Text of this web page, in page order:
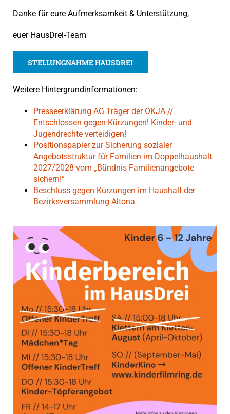
Danke für eure Aufmerksamkeit & Unterstützung,
euer HausDrei-Team
STELLUNGNAHME HAUSDREI
Weitere Hintergrundinformationen:
Presseerklärung AG Träger der OKJA //
Entschlossen gegen Kürzungen! Kinder- und
Jugendrechte verteidigen!
Positionspapier zur Sicherung sozialer
Angebotsstruktur für Familien im Doppelhaushalt
2027/2028 vom „Bündnis Familienangebote
sichern!“
Beschluss gegen Kürzungen im Haushalt der
Bezirksversammlung Altona